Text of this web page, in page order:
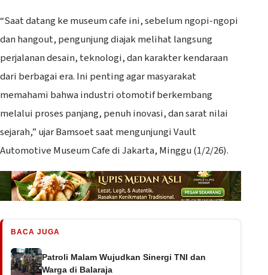
“Saat datang ke museum cafe ini, sebelum ngopi-ngopi
dan hangout, pengunjung diajak melihat langsung
perjalanan desain, teknologi, dan karakter kendaraan
dari berbagai era. Ini penting agar masyarakat
memahami bahwa industri otomotif berkembang
melalui proses panjang, penuh inovasi, dan sarat nilai
sejarah,” ujar Bamsoet saat mengunjungi Vault
Automotive Museum Cafe di Jakarta, Minggu (1/2/26).
BACA JUGA
Patroli Malam Wujudkan Sinergi TNI dan
Warga di Balaraja